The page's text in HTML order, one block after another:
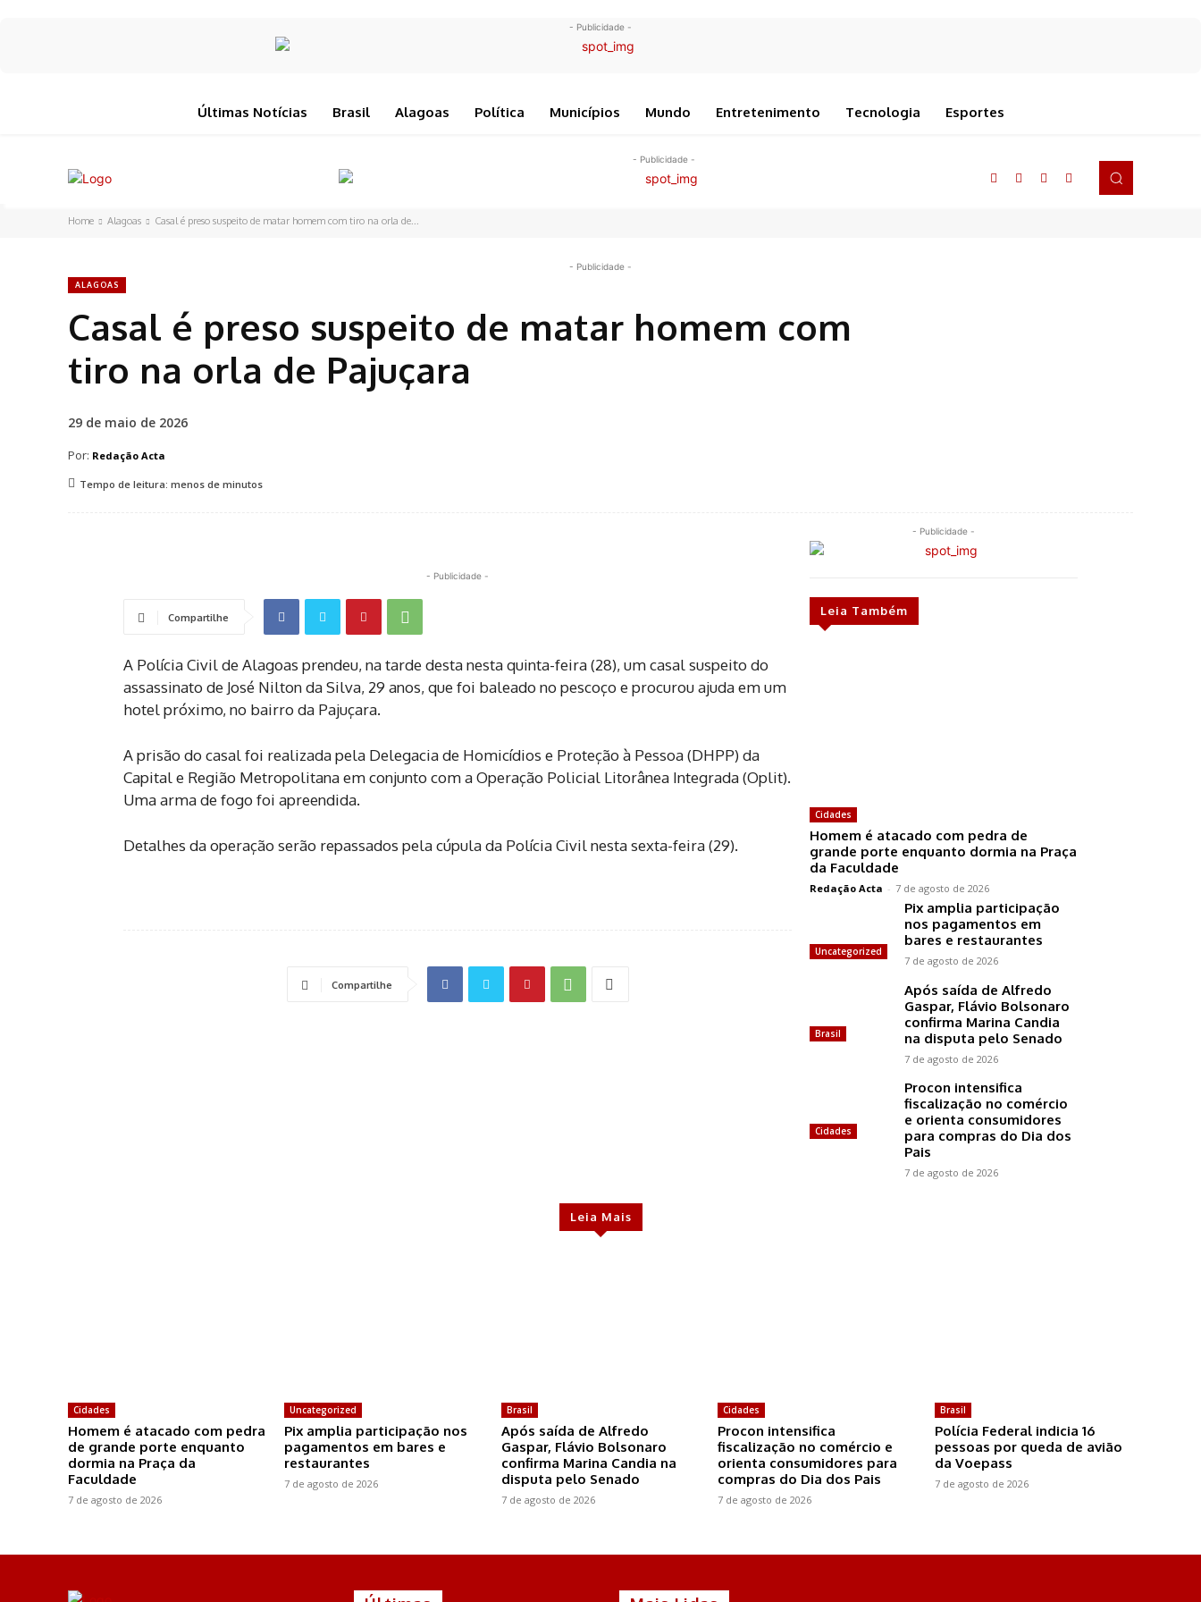
- Publicidade -
Últimas Notícias Brasil Alagoas Política Municípios Mundo Entretenimento Tecnologia Esportes
- Publicidade -
Home Alagoas Casal é preso suspeito de matar homem com tiro na orla de...
- Publicidade -
ALAGOAS
Casal é preso suspeito de matar homem com
tiro na orla de Pajuçara
29 de maio de 2026
Por: Redação Acta
Tempo de leitura: menos de minutos
- Publicidade -
Compartilhe
A Polícia Civil de Alagoas prendeu, na tarde desta nesta quinta-feira (28), um casal suspeito do
assassinato de José Nilton da Silva, 29 anos, que foi baleado no pescoço e procurou ajuda em um
hotel próximo, no bairro da Pajuçara.
A prisão do casal foi realizada pela Delegacia de Homicídios e Proteção à Pessoa (DHPP) da
Capital e Região Metropolitana em conjunto com a Operação Policial Litorânea Integrada (Oplit).
Uma arma de fogo foi apreendida.
Detalhes da operação serão repassados pela cúpula da Polícia Civil nesta sexta-feira (29).
Compartilhe
- Publicidade -
Leia Também
Cidades
Homem é atacado com pedra de
grande porte enquanto dormia na Praça
da Faculdade
Redação Acta - 7 de agosto de 2026
Uncategorized
Pix amplia participação
nos pagamentos em
bares e restaurantes
7 de agosto de 2026
Brasil
Após saída de Alfredo
Gaspar, Flávio Bolsonaro
confirma Marina Candia
na disputa pelo Senado
7 de agosto de 2026
Cidades
Procon intensifica
fiscalização no comércio
e orienta consumidores
para compras do Dia dos
Pais
7 de agosto de 2026
Leia Mais
Cidades
Homem é atacado com pedra
de grande porte enquanto
dormia na Praça da
Faculdade
7 de agosto de 2026
Uncategorized
Pix amplia participação nos
pagamentos em bares e
restaurantes
7 de agosto de 2026
Brasil
Após saída de Alfredo
Gaspar, Flávio Bolsonaro
confirma Marina Candia na
disputa pelo Senado
7 de agosto de 2026
Cidades
Procon intensifica
fiscalização no comércio e
orienta consumidores para
compras do Dia dos Pais
7 de agosto de 2026
Brasil
Polícia Federal indicia 16
pessoas por queda de avião
da Voepass
7 de agosto de 2026